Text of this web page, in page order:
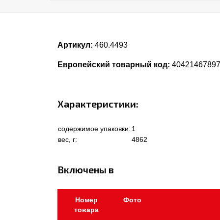
Артикул: 460.4493
Европейский товарный код:
Характеристики:
содержимое упаковки: 1
вес, г:
4862
Включены в
Номер
товара
Фото